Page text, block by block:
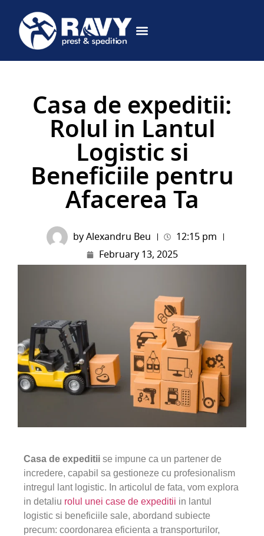
Casa de expeditii:
Rolul in Lantul
Logistic si
Beneficiile pentru
Afacerea Ta
byAlexandru Beu
12:15 pm
February 13, 2025
Casa de expeditii se impune ca un partener de
incredere, capabil sa gestioneze cu profesionalism
intregul lant logistic. In articolul de fata, vom explora
in detaliu rolul unei case de expeditii in lantul
logistic si beneficiile sale, abordand subiecte
precum: coordonarea eficienta a transporturilor,